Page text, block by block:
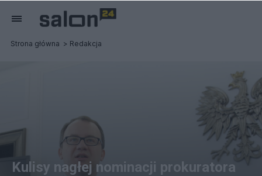
Strona główna Redakcja
Kulisy nagłej nominacji prokuratora